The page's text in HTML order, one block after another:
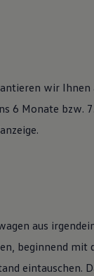
wir
6 Monate bzw.
aus
beginnend mit
eintauschen.